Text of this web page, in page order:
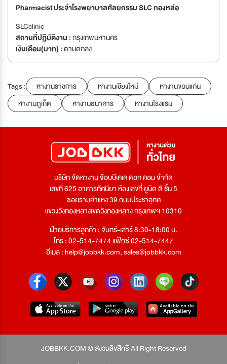
Pharmacist ประจำโรงพยาบาลศัลยกรรม SLC ทองหล่อ
SLCclinic
สถานที่ปฏิบัติงาน :กรุงเทพมหานคร
เงินเดือน(บาท) :ตามตกลง
Tags : หางานราชการ หางานเชียงใหม่
หางานขอนแก่น
หางานภูเก็ต
หางานธนาคาร หางานโรงแรม
บริษัท จัดหางาน จ๊อบบีเคเค ดอท คอม จำกัด
เลขที่ 625 อาคารทัศนียา ห้องเลขที่ ยูนิต ดี ชั้น 5
ซอยรามคำแหง 39 ถนนประชาอุทิศ
แขวงวังทองหลางเขตวังทองหลาง กรุงเทพฯ 10310
ฝ่ายบริการลูกค้า : จันทร์-เสาร์ 8:30-18:00 น.
โทร : 02-514-7474 แฟ็กซ์ 02-514-7447
อีเมล :help@jobbkk.com,sales@jobbkk.com
JOBBKK.COM © สงวนลิขสิทธิ์ All Right Reserved